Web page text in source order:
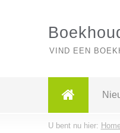
VIND EEN
U bent nu hier: